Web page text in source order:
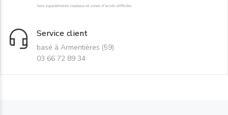
hors suppléments rouleaux et zones d'accès difficiles
Service client
basé à Armentières (59)
03 66 72 89 34